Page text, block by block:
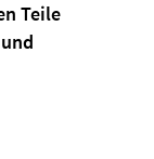
Teile